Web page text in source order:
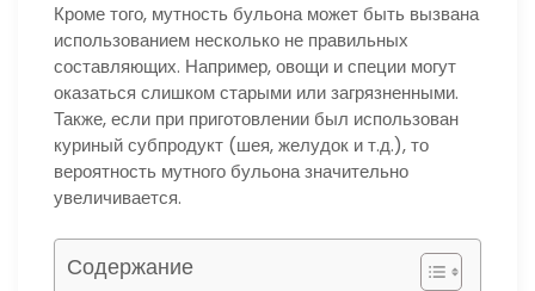
Кроме того, мутность бульона может быть вызвана
использованием несколько не правильных
составляющих. Например, овощи и специи могут
оказаться слишком старыми или загрязненными.
Также, если при приготовлении был использован
куриный субпродукт (шея, желудок и т.д.), то
вероятность мутного бульона значительно
увеличивается.
Содержание